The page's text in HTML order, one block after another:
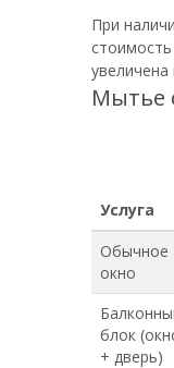
При
увеличена
Мытье
Услуга
Обычное
окно
блок
+ дверь)